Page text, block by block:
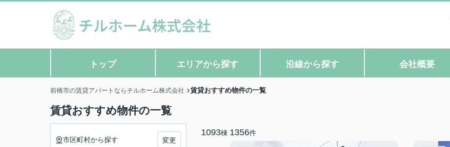
トップ エリアから探す 沿線から探す 会社概要
前橋市の賃貸アパートならチルホーム株式会社 賃貸おすすめ物件の一覧
賃貸おすすめ物件の一覧
1093棟 1356件
市区町村から探す 変更